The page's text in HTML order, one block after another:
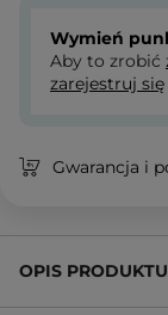
Wymień
Aby to zrobić
zarejestruj się
Gwarancja i
OPIS PRODUKTU